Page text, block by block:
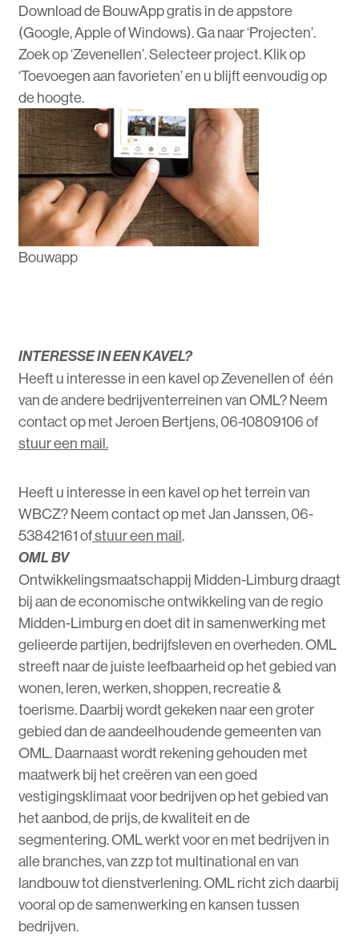
Download de BouwApp gratis in de appstore
(Google, Apple of Windows). Ga naar ‘Projecten’.
Zoek op ‘Zevenellen’. Selecteer project. Klik op
‘Toevoegen aan favorieten’ en u blijft eenvoudig op
de hoogte.
Bouwapp
INTERESSE IN EEN KAVEL?
Heeft u interesse in een kavel op Zevenellen of één
van de andere bedrijventerreinen van OML? Neem
contact op met Jeroen Bertjens, 06-10809106 of
stuur een mail.
Heeft u interesse in een kavel op het terrein van
WBCZ? Neem contact op met Jan Janssen, 06-
53842161 ofstuur een mail.
OML BV
Ontwikkelingsmaatschappij Midden-Limburg draagt
bij aan de economische ontwikkeling van de regio
Midden-Limburg en doet dit in samenwerking met
gelieerde partijen, bedrijfsleven en overheden. OML
streeft naar de juiste leefbaarheid op het gebied van
wonen, leren, werken, shoppen, recreatie &
toerisme. Daarbij wordt gekeken naar een groter
gebied dan de aandeelhoudende gemeenten van
OML. Daarnaast wordt rekening gehouden met
maatwerk bij het creëren van een goed
vestigingsklimaat voor bedrijven op het gebied van
het aanbod, de prijs, de kwaliteit en de
segmentering. OML werkt voor en met bedrijven in
alle branches, van zzp tot multinational en van
landbouw tot dienstverlening. OML richt zich daarbij
vooral op de samenwerking en kansen tussen
bedrijven.